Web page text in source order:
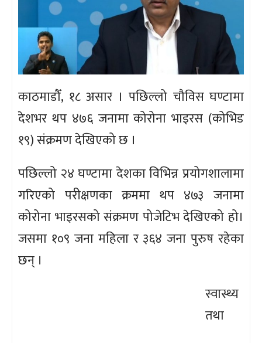
काठमाडौँ, १८ असार । पछिल्लो चौविस घण्टामा
देशभर थप ४७६ जनामा कोरोना भाइरस (कोभिड
१९) संक्रमण देखिएको छ ।
पछिल्लो २४ घण्टामा देशका विभिन्न प्रयोगशालामा
गरिएको परीक्षणका क्रममा थप ४७३ जनामा
कोरोना भाइरसको संक्रमण पोजेटिभ देखिएको हो।
जसमा १०९ जना महिला र ३६४ जना पुरुष रहेका
छन् ।
स्वास्थ्य
तथा